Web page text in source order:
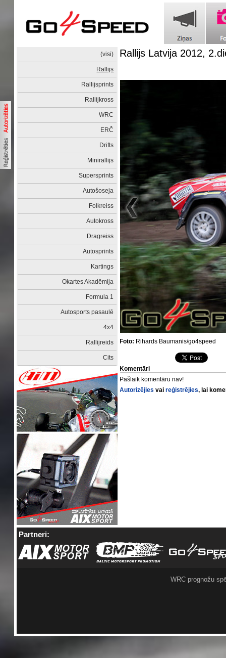
(visi)
Rallijs
Rallijsprints
Rallijkross
WRC
ERČ
Drifts
Minirallijs
Supersprints
Autošoseja
Folkreiss
Autokross
Dragreiss
Autosprints
Kartings
Okartes Akadēmija
Formula 1
Autosports pasaulē
4x4
Rallijreids
Cits
Rallijs Latvija 2012,
Foto: Rihards Baumanis/go4speed
Komentāri
Pašlaik komentāru nav!
Autorizējies vaireģistrējies, lai
Partneri:
WRC prognožu